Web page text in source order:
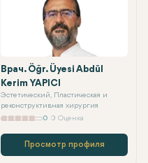
Врач. Öğr. Üyesi Abdül
Kerim YAPICI
Эстетический, Пластическая и
реконструктивная хирургия
0 0 Оценка
Просмотр профиля